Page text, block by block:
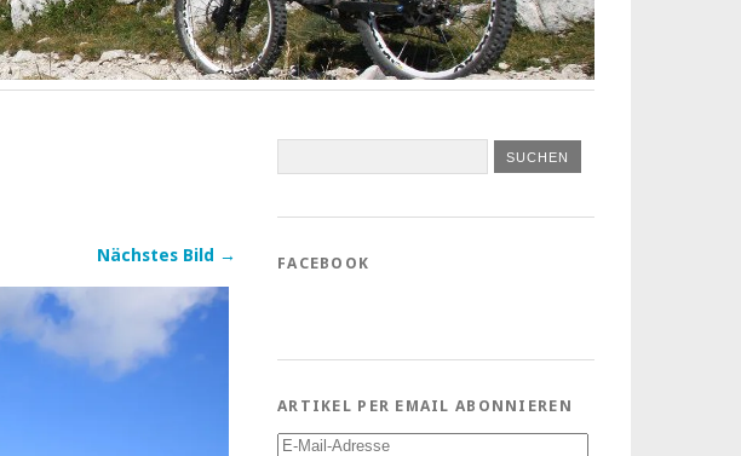
Nächstes Bild → FACEBOOK
ARTIKEL PER EMAIL ABONNIEREN
E-